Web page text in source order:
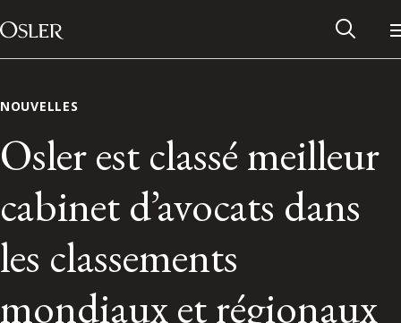
Passer au contenu
Main Navigation
NOUVELLES
Osler est classé meilleur
cabinet d’avocats dans
les classements
mondiaux et régionaux